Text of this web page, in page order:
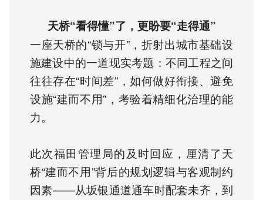
天桥“看得懂”了，更盼要“走得通”
一座天桥的“锁与开”，折射出城市基础设
施建设中的一道现实考题：不同工程之间
往往存在“时间差”，如何做好衔接、避免
设施“建而不用”，考验着精细化治理的能
力。
此次福田管理局的及时回应，厘清了天
桥“建而不用”背后的规划逻辑与客观制约
因素——从坂银通道通车时配套未齐，到